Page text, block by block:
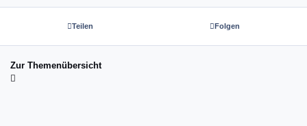
Teilen Folgen
Zur Themenübersicht